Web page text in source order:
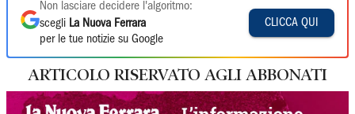
Non lasciare decidere l'algoritmo:
scegli La Nuova Ferrara
per le tue notizie su Google
CLICCA QUI
ARTICOLO RISERVATO AGLI ABBONATI